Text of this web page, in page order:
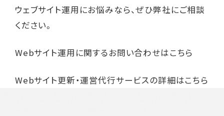
ウェブサイト運用にお悩みなら、ぜひ弊社にご相談
ください。
Webサイト運用に関するお問い合わせはこちら
Webサイト更新・運営代行サービスの詳細はこちら